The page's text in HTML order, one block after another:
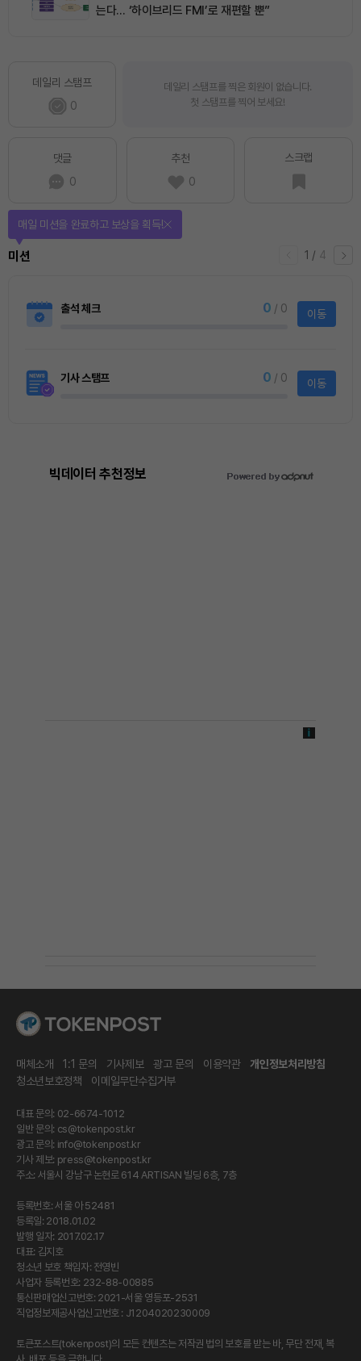
는다… ‘하이브리드 FMI’로 재편할 뿐”
데일리 스탬프
0
데일리 스탬프를 찍은 회원이 없습니다.
첫 스탬프를 찍어 보세요!
댓글
0
추천
0
스크랩
1 / 4
미션
매일 미션을 완료하고 보상을 획득!
출석 체크 0 / 0 이동
기사 스탬프 0 / 0 이동
빅데이터 추천정보
매체소개 1:1 문의 기사제보 광고 문의 이용약관
개인정보처리방침
청소년보호정책
이메일무단수집거부
대표 문의: 02-6674-1012
일반 문의: cs@tokenpost.kr
광고 문의: info@tokenpost.kr
기사 제보: press@tokenpost.kr
주소: 서울시 강남구 논현로 614 ARTISAN 빌딩 6층, 7층
등록번호: 서울 아 52481
등록일: 2018.01.02
발행 일자: 2017.02.17
대표: 김지호
청소년 보호 책임자: 전영빈
사업자 등록번호: 232-88-00885
통신판매업신고번호: 2021-서울 영등포-2531
직업정보제공사업신고번호 : J1204020230009
토큰포스트(tokenpost)의 모든 컨텐츠는 저작권 법의 보호를 받는 바, 무단 전재, 복